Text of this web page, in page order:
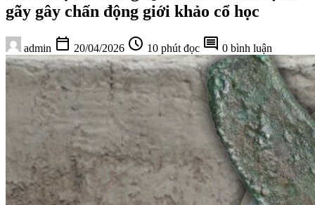
gãy gây chấn động giới khảo cổ học
admin calendar_today 20/04/2026 schedule 10 phút đọc comment 0 bình luận